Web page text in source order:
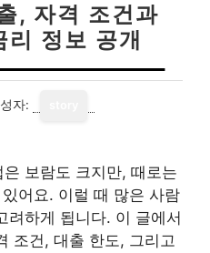
, 자격 조건과
정보 공개
자:
보람도 크지만, 때로는
어요. 이럴 때 많은 사람
려하게 됩니다. 이 글에서
조건, 대출 한도, 그리고